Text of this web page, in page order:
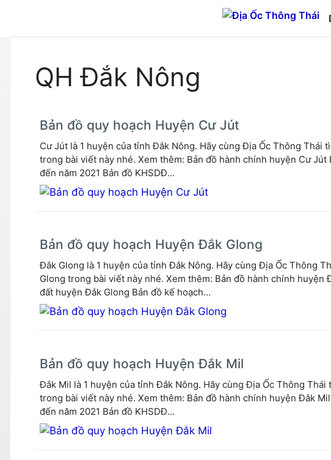
nội
QH Đắk Nông
Bản đồ quy hoạch Huyện Cư Jút
Cư Jút là 1 huyện của tỉnh Đắk Nông. Hãy cùng Địa Ốc Thông Thái
trong bài viết này nhé. Xem thêm: Bản đồ hành chính huyện Cư
đến năm 2021 Bản đồ KHSDĐ...
Bản đồ quy hoạch Huyện Đắk Glong
Đắk Glong là 1 huyện của tỉnh Đắk Nông. Hãy cùng Địa Ốc Thông
Glong trong bài viết này nhé. Xem thêm: Bản đồ hành chính huyện
đất huyện Đắk Glong Bản đồ kế hoạch...
Bản đồ quy hoạch Huyện Đắk Mil
Đắk Mil là 1 huyện của tỉnh Đắk Nông. Hãy cùng Địa Ốc Thông
trong bài viết này nhé. Xem thêm: Bản đồ hành chính huyện Đắk
đến năm 2021 Bản đồ KHSDĐ...